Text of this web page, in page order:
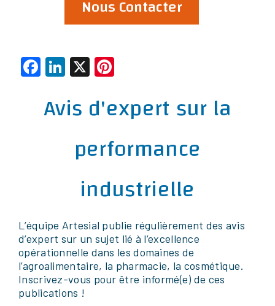
Nous Contacter
Facebook
LinkedIn
X
Avis d'expert sur la
performance
industrielle
L’équipe Artesial publie régulièrement des avis
d’expert sur un sujet lié à l’excellence
opérationnelle dans les domaines de
l’agroalimentaire, la pharmacie, la cosmétique.
Inscrivez-vous pour être informé(e) de ces
publications !